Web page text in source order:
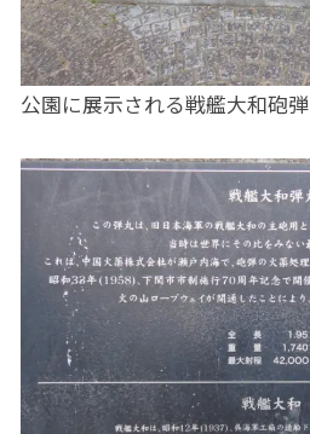
公園に展示される戦艦大和砲弾